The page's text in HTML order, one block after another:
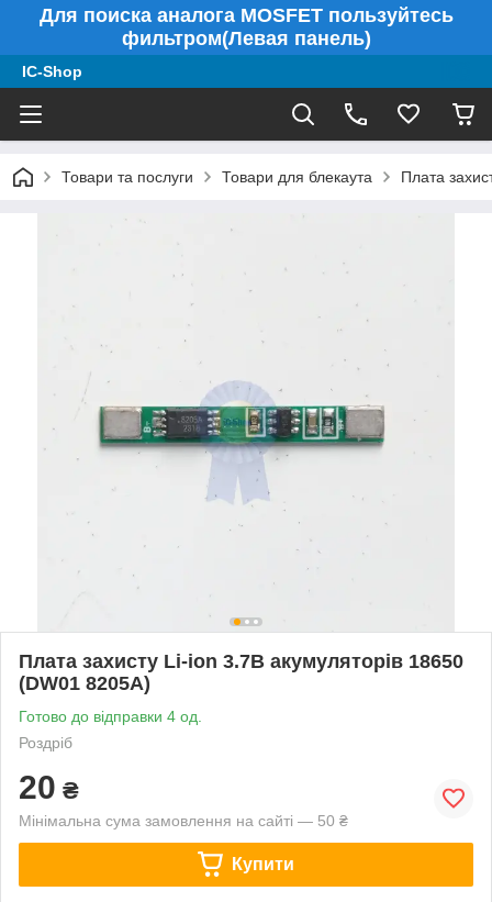
Для поиска аналога MOSFET пользуйтесь
фильтром(Левая панель)
IC-Shop
Товари та послуги Товари для блекаута Плата
Плата захисту Li-ion 3.7В акумуляторів 18650
(DW01 8205A)
Готово до відправки 4 од.
Роздріб
20 ₴
Мінімальна сума замовлення на сайті — 50 ₴
Купити